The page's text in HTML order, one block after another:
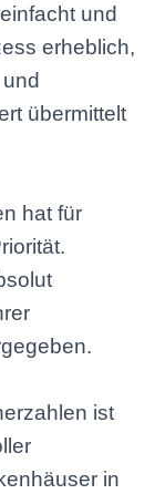
und
erheblich,
übermittelt
hat für
ist
in